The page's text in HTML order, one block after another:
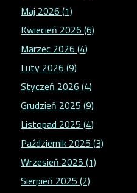
Maj 2026 (1)
Kwiecień 2026 (6)
Marzec 2026 (4)
Luty 2026 (9)
Styczeń 2026 (4)
Grudzień 2025 (9)
Listopad 2025 (4)
Październik 2025 (3)
Wrzesień 2025 (1)
Sierpień 2025 (2)